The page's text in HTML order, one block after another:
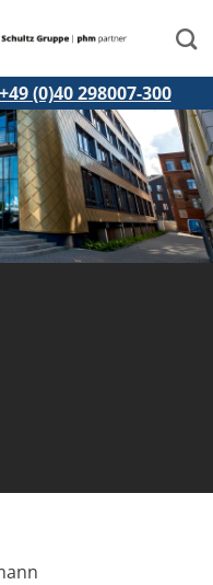
+49 (0)40 298007-300